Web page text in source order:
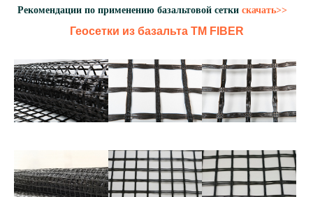
Рекомендации по применению базальтовой сетки скачать>>
Геосетки из базальта ТМ FIBER